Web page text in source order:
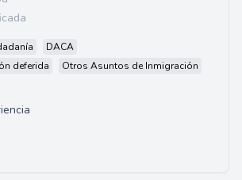
DACA
deferida
Otros Asuntos de Inmigración